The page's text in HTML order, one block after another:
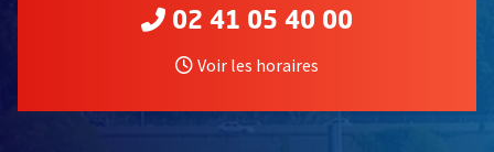
02 41 05 40 00
Voir les horaires